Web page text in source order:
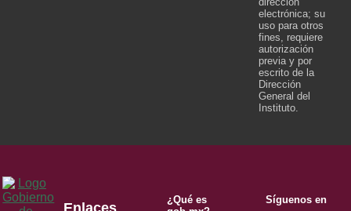
electrónica; su
uso para otros
fines, requiere
autorización
previa y por
escrito de la
Dirección
General del
Instituto.
¿Qué es
Síguenos en